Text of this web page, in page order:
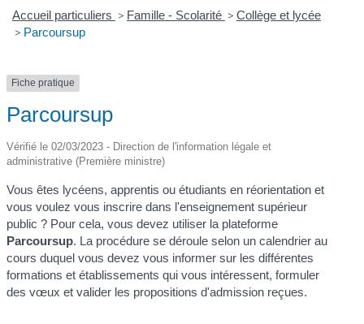
Accueil particuliers > Famille - Scolarité > Collège et lycée
> Parcoursup
Fiche pratique
Parcoursup
Vérifié le 02/03/2023 - Direction de l'information légale et
administrative (Première ministre)
Vous êtes lycéens, apprentis ou étudiants en réorientation et
vous voulez vous inscrire dans l'enseignement supérieur
public ? Pour cela, vous devez utiliser la plateforme
Parcoursup. La procédure se déroule selon un calendrier au
cours duquel vous devez vous informer sur les différentes
formations et établissements qui vous intéressent, formuler
des vœux et valider les propositions d'admission reçues.